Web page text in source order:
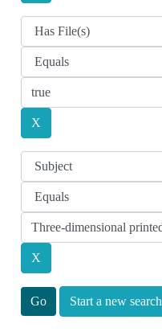
Start a new search